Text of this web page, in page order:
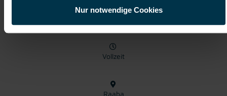
Nur notwendige Cookies
Vollzeit
Raaba